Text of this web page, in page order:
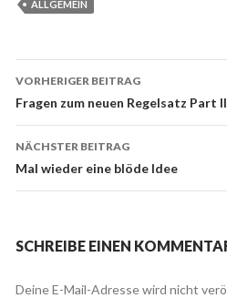
ALLGEMEIN
Beitrags-
Navigation
VORHERIGER BEITRAG
Fragen zum neuen Regelsatz Part II
NÄCHSTER BEITRAG
Mal wieder eine blöde Idee
SCHREIBE EINEN
Deine E-Mail-Adresse wird nicht